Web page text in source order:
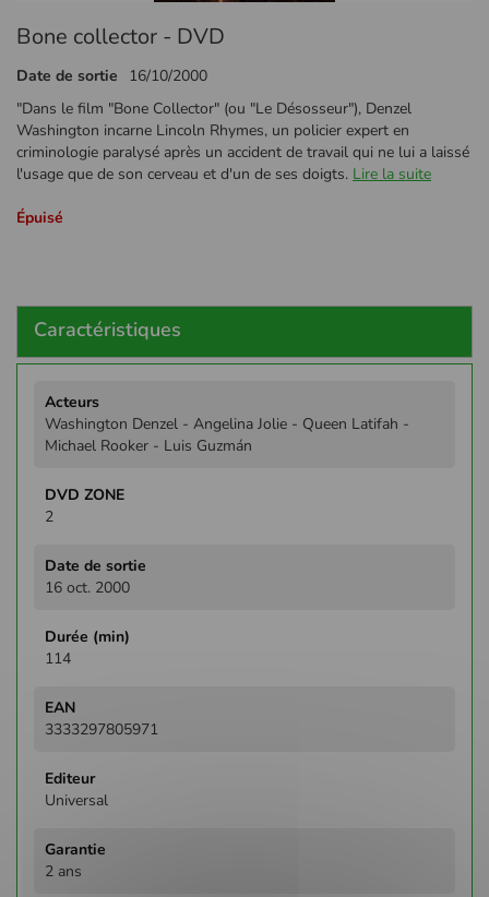
au
de
la
Galerie
d’images
Bone collector - DVD
Date de sortie
16/10/2000
"Dans le film "Bone Collector" (ou "Le Désosseur"), Denzel
Washington incarne Lincoln Rhymes, un policier expert en
criminologie paralysé après un accident de travail qui ne lui a laissé
l'usage que de son cerveau et d'un de ses doigts. Lire la suite
Épuisé
Caractéristiques
d'infos
Washington Denzel - Angelina Jolie - Queen Latifah -
Michael Rooker - Luis Guzmán
2
16 oct. 2000
114
3333297805971
Universal
2 ans